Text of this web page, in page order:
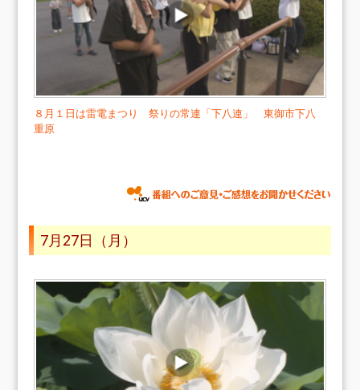
８月１日は雷電まつり 祭りの常連「下八連」 東御市下八
重原
7月27日（月）